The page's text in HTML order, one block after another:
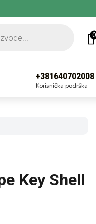
0
+381640702008
Korisnička podrška
Key Shell